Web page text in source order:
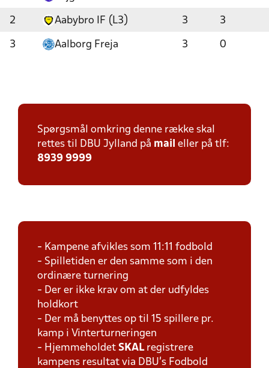
2 Aabybro IF (L3) 3 3
3 Aalborg Freja 3 0
Spørgsmål omkring denne række skal
rettes til DBU Jylland på mail eller på tlf:
8939 9999
- Kampene afvikles som 11:11 fodbold
- Spilletiden er den samme som i den
ordinære turnering
- Der er ikke krav om at der udfyldes
holdkort
- Der må benyttes op til 15 spillere pr.
kamp i Vinterturneringen
- Hjemmeholdet SKAL registrere
kampens resultat via DBU's Fodbold